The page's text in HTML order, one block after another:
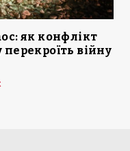
як конфлікт
перекроїть війну